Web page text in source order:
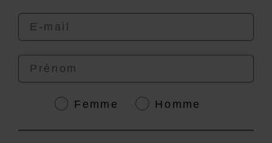
4.6/5
Email
Prénom
GenreFemme Homme